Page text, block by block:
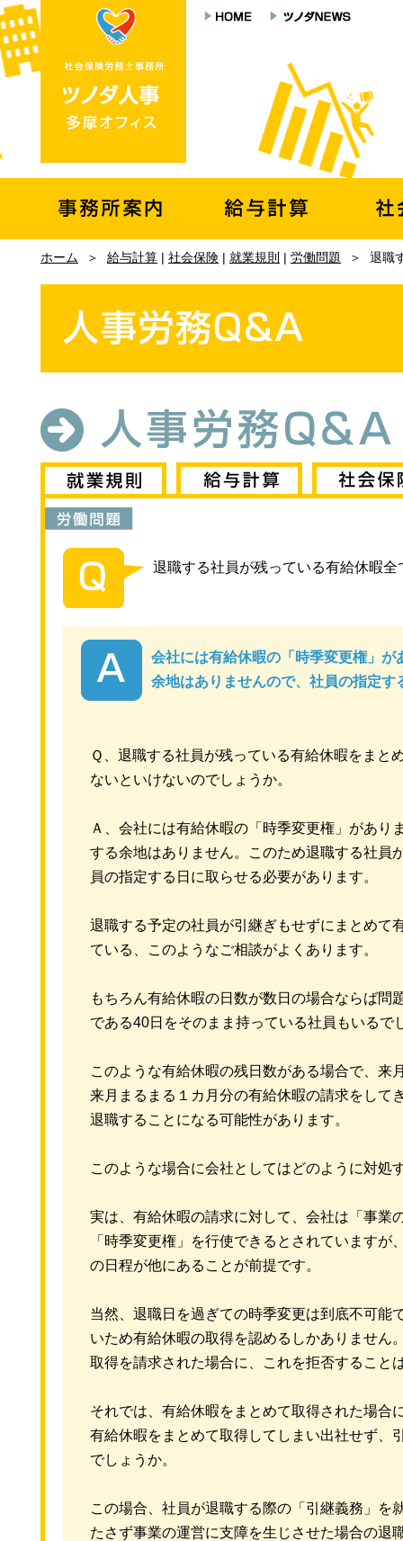
ホーム ＞ 給与計算 | 社会保険 | 就業規則 | 労働問題 ＞ 退職
退職する社員が残っている有給休暇
会社には有給休暇の「時季変更権」
余地はありませんので、社員の指定す
Ｑ、退職する社員が残っている有給休暇をまと
ないといけないのでしょうか。
Ａ、会社には有給休暇の「時季変更権」があり
する余地はありません。このため退職する社員
員の指定する日に取らせる必要があります。
退職する予定の社員が引継ぎもせずにまとめて
ている、このようなご相談がよくあります。
もちろん有給休暇の日数が数日の場合ならば問
である40日をそのまま持っている社員もいるで
このような有給休暇の残日数がある場合で、来
来月まるまる１カ月分の有給休暇の請求をして
退職することになる可能性があります。
このような場合に会社としてはどのように対処
実は、有給休暇の請求に対して、会社は「事業
「時季変更権」を行使できるとされています
の日程が他にあることが前提です。
当然、退職日を過ぎての時季変更は到底不可能
いため有給休暇の取得を認めるしかありません
取得を請求された場合に、これを拒否すること
それでは、有給休暇をまとめて取得された場合
有給休暇をまとめて取得してしまい出社せず、
でしょうか。
この場合、社員が退職する際の「引継義務」を
たさず事業の運営に支障を生じさせた場合の退